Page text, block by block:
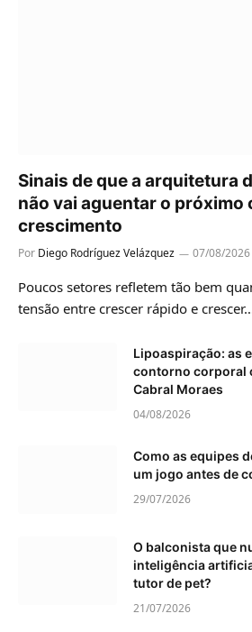
Sinais de que a arquitetura
não vai aguentar o próximo
crescimento
Por Diego Rodríguez Velázquez 07/08/2026
Poucos setores refletem tão bem
tensão entre crescer rápido e
Lipoaspiração: as
contorno corporal
Cabral Moraes
04/08/2026
Como as equipes
um jogo antes de
29/07/2026
O balconista que
inteligência
tutor de pet?
21/07/2026